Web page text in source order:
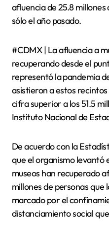
afluencia de 25.8 millones
sólo el año pasado.
#CDMX | La afluencia a
recuperando desde el
representó la pandemia
asistieron a estos
cifra superior a los 51.5
Instituto Nacional de
De acuerdo con la
que el organismo levantó
museos han recuperado
millones de personas
marcado por el
distanciamiento social